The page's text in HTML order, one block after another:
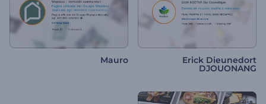
Erick Dieunedort
DJOUONANG
Mauro